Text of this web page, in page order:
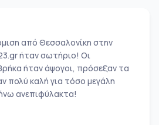
από Θεσσαλονίκη στην
ήταν σωτήριο! Οι
ήταν άψογοι, πρόσεξαν τα
πολύ καλή για τόσο μεγάλη
ανεπιφύλακτα!